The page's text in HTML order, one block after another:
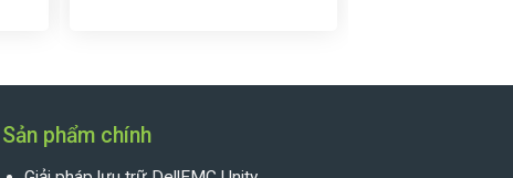
Sản phẩm chính